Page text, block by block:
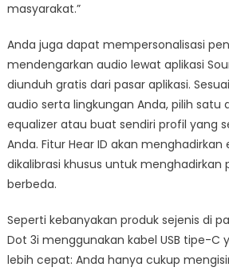
masyarakat.”
Anda juga dapat mempersonalisasi
mendengarkan audio lewat aplikasi
diunduh gratis dari pasar aplikasi.
audio serta lingkungan Anda, pilih satu
equalizer atau buat sendiri profil yang
Anda. Fitur Hear ID akan
dikalibrasi khusus untuk menghadirkan
berbeda.
Seperti kebanyakan produk sejenis di
Dot 3i menggunakan kabel USB tipe-C
lebih cepat: Anda hanya cukup